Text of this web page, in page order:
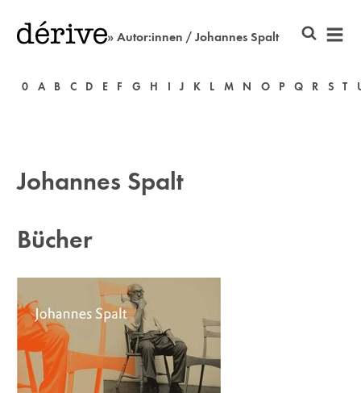
» Autor:innen / Johannes Spalt
0 A B C D E F G H I J K L M N O P Q R S T
Johannes Spalt
Bücher